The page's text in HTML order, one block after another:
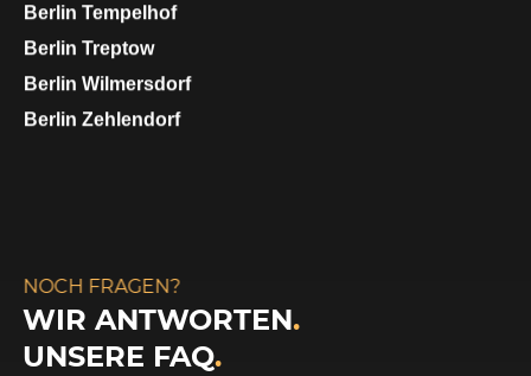
Berlin Tempelhof
Berlin Treptow
Berlin Wilmersdorf
Berlin Zehlendorf
NOCH FRAGEN?
WIR ANTWORTEN.
UNSERE FAQ.